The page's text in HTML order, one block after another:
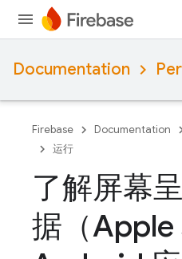
Documentation
Firebase Documentation
运行
了解屏幕
据（Apple